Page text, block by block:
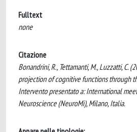
Fulltext
none
Citazione
Bonandrini, R., Tettamanti, M., Luzzatti, C.
projection of cognitive functions through
Intervento presentato a: International
Neuroscience (NeuroMi), Milano, Italia.